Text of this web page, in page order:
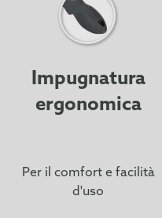
Impugnatura
ergonomica
Per il comfort e facilità
d'uso